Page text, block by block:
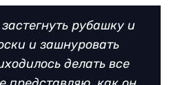
рубашку и
и зашнуровать
делать все